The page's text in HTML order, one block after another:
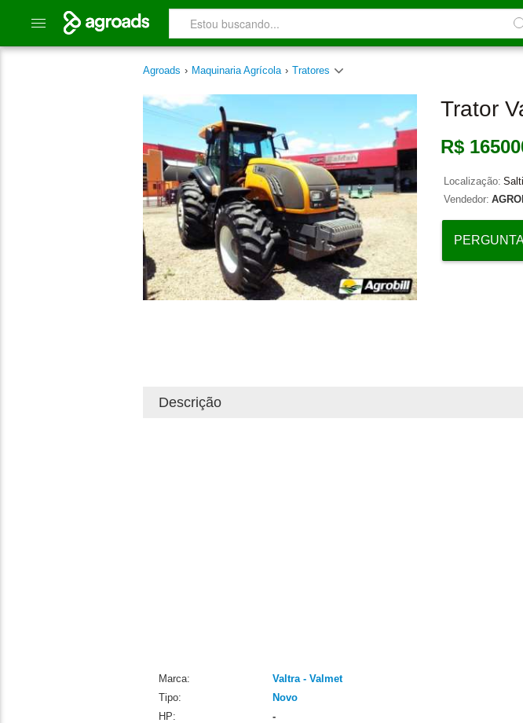
Agroads › Maquinaria Agrícola › Tratores
Trator
R$
Localização:
Vendedor:
Descrição
Marca:
Valtra - Valmet
Tipo:
Novo
HP:
-